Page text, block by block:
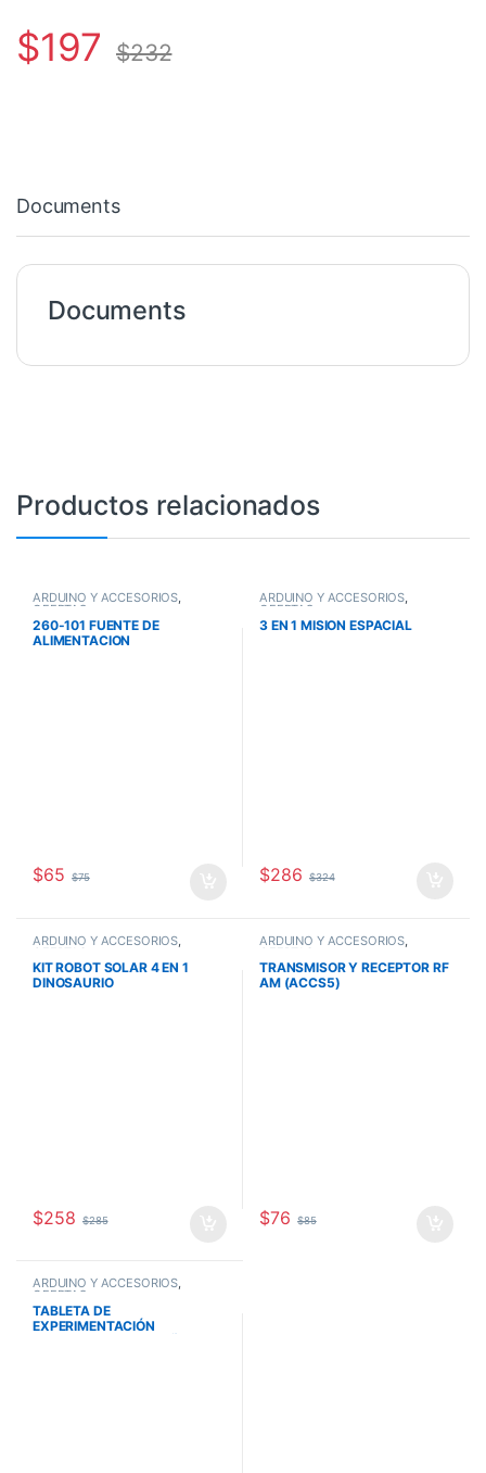
$197 $232
Documents
Documents
Productos relacionados
ARDUINO Y ACCESORIOS,
OFERTAS
260-101 FUENTE DE
ALIMENTACION
$65 $75
ARDUINO Y ACCESORIOS,
OFERTAS
3 EN 1 MISION ESPACIAL
$286 $324
ARDUINO Y ACCESORIOS
OFERTAS
KIT ROBOT SOLAR 4 EN 1
DINOSAURIO
$258 $285
ARDUINO Y ACCESORIOS
OFERTAS
TRANSMISOR Y RECEPTOR RF
AM (ACCS5)
$76 $85
ARDUINO Y ACCESORIOS,
OFERTAS
TABLETA DE
EXPERIMENTACIÓN